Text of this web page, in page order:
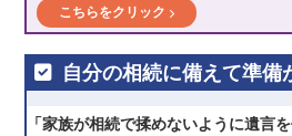
こちらをクリック
自分の相続に備えて準備
「家族が相続で揉めないように遺言を